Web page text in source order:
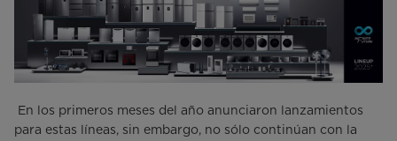
En los primeros meses del año anunciaron lanzamientos
para estas líneas, sin embargo, no sólo continúan con la